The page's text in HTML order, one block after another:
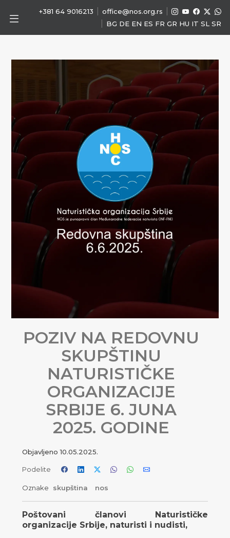
+381 64 9016213 office@nos.org.rs
BG DE EN ES FR GR HU IT SL SR
POZIV NA REDOVNU
SKUPŠTINU
NATURISTIČKE
ORGANIZACIJE
SRBIJE 6. JUNA
2025. GODINE
Objavljeno10.05.2025.
Podelite
Oznake skupština nos
Poštovani članovi Naturističke
organizacije Srbije, naturisti i nudisti,